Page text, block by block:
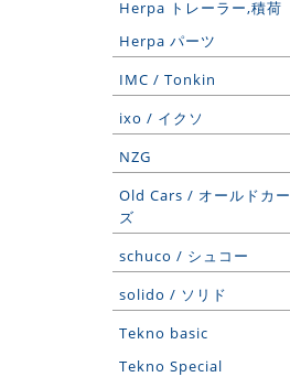
Herpa トレーラー,積荷
Herpa パーツ
IMC / Tonkin
ixo / イクソ
NZG
Old Cars / オールドカー
ズ
schuco / シュコー
solido / ソリド
Tekno basic
Tekno Special